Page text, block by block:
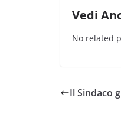
Vedi
No related
Il Sindaco